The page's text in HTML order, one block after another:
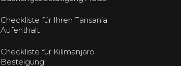
Checkliste für Ihren Tansania
Aufenthalt
Checkliste für Kilimanjaro
Besteigung